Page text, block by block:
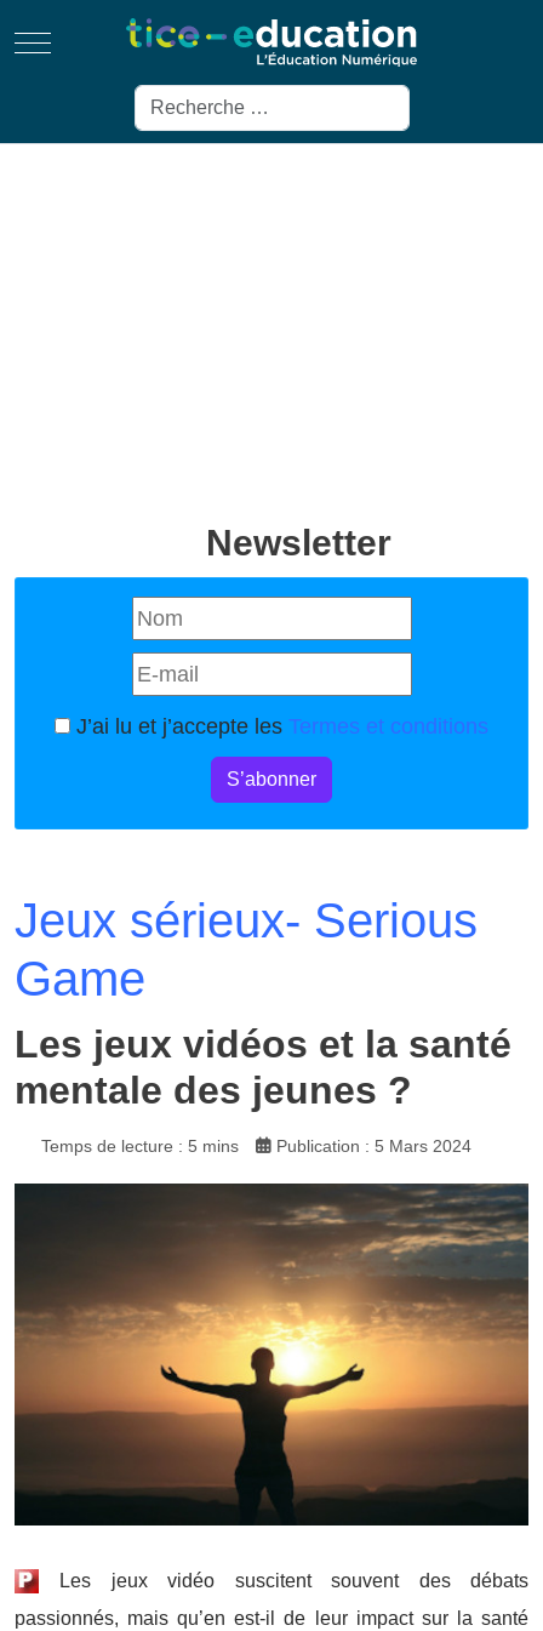
Mobile Menu Toggle
Rechercher
Newsletter
J’ai lu et j’accepte les Termes et conditions
S’abonner
Jeux sérieux- Serious
Game
Les jeux vidéos et la santé
mentale des jeunes ?
Temps de lecture : 5 mins Publication : 5 Mars 2024
Les jeux vidéo suscitent souvent des débats
passionnés, mais qu’en est-il de leur impact sur la santé